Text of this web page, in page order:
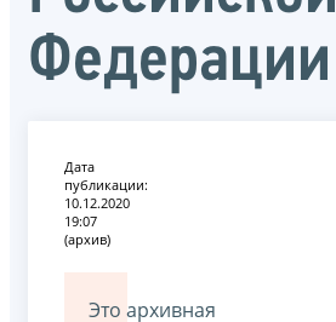
Федерации
Дата
публикации:
10.12.2020
19:07
(архив)
Это архивная